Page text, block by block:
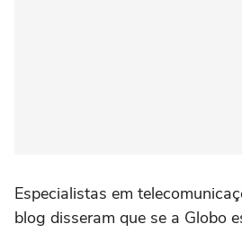
Especialistas em
blog disseram que se a Globo